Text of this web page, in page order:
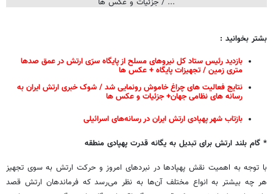
بشتر بخوانید :
بازدید رئیس ستاد کل نیروهای مسلح از پایگاه سرّی ارتش در عمق صدها
متری زمین / تجهیزات پایگاه + عکس ها
نتایج فعالیت های چراغ خاموش رونمایی شد / شوک خبری ارتش ایران به
رسانه های نظامی جهان+ جزئیات و عکس ها
بازتاب شهر پهپادی ارتش ایران در رسانه‌های اسرائیلی
* گام بلند ارتش برای تبدیل به یگانه قدرت پهپادی منطقه
با توجه به اهمیت نقش پهپادها در نبردهای امروز و حرکت ارتش به سوی تجهیز
هر چه بیشتر به انواع مختلف آن‌ها به نظر می‌رسد که فرماندهان ارتش قصد